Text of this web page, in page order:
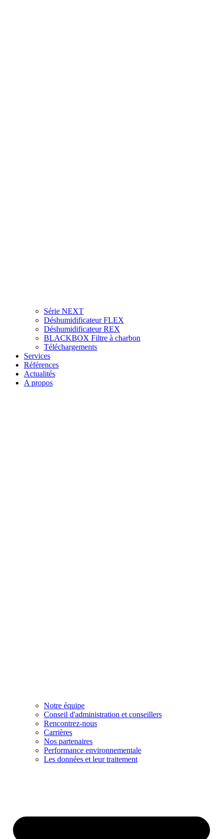
Série NEXT
Déshumidificateur FLEX
Déshumidificateur REX
BLACKBOX Filtre à charbon
Téléchargements
Services
Références
Actualités
A propos
Notre équipe
Conseil d'administration et conseillers
Rencontrez-nous
Carrières
Nos partenaires
Performance environnementale
Les données et leur traitement